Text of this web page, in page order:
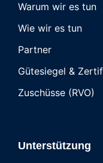
Warum wir es tun
Wie wir es tun
Partner
Gütesiegel &
Zuschüsse (RVO)
Unterstützung